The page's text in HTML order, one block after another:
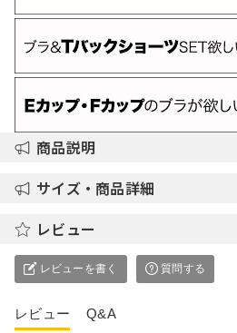
商品説明
サイズ・商品詳細
レビュー
レビューを書く 質問する
レビュー Q&A